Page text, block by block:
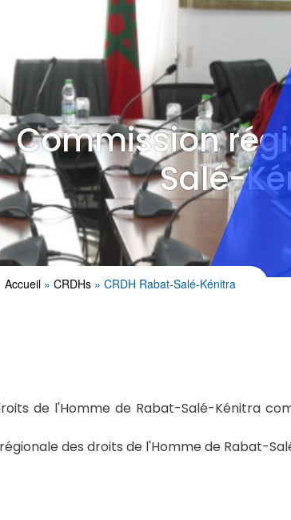
Commission
Salé-
Accueil CRDHs CRDH Rabat-Salé-Kénitra
de l'Homme de Rabat-Salé-Kénitra
des droits de l'Homme de Rabat-